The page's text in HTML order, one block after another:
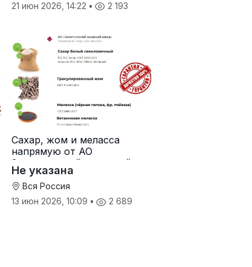
21 июн 2026, 14:22 • 2 193
Сахар, жом и меласса
напрямую от АО
Земетчинский сахарный
завод
Не указана
Вся Россия
13 июн 2026, 10:09 • 2 689